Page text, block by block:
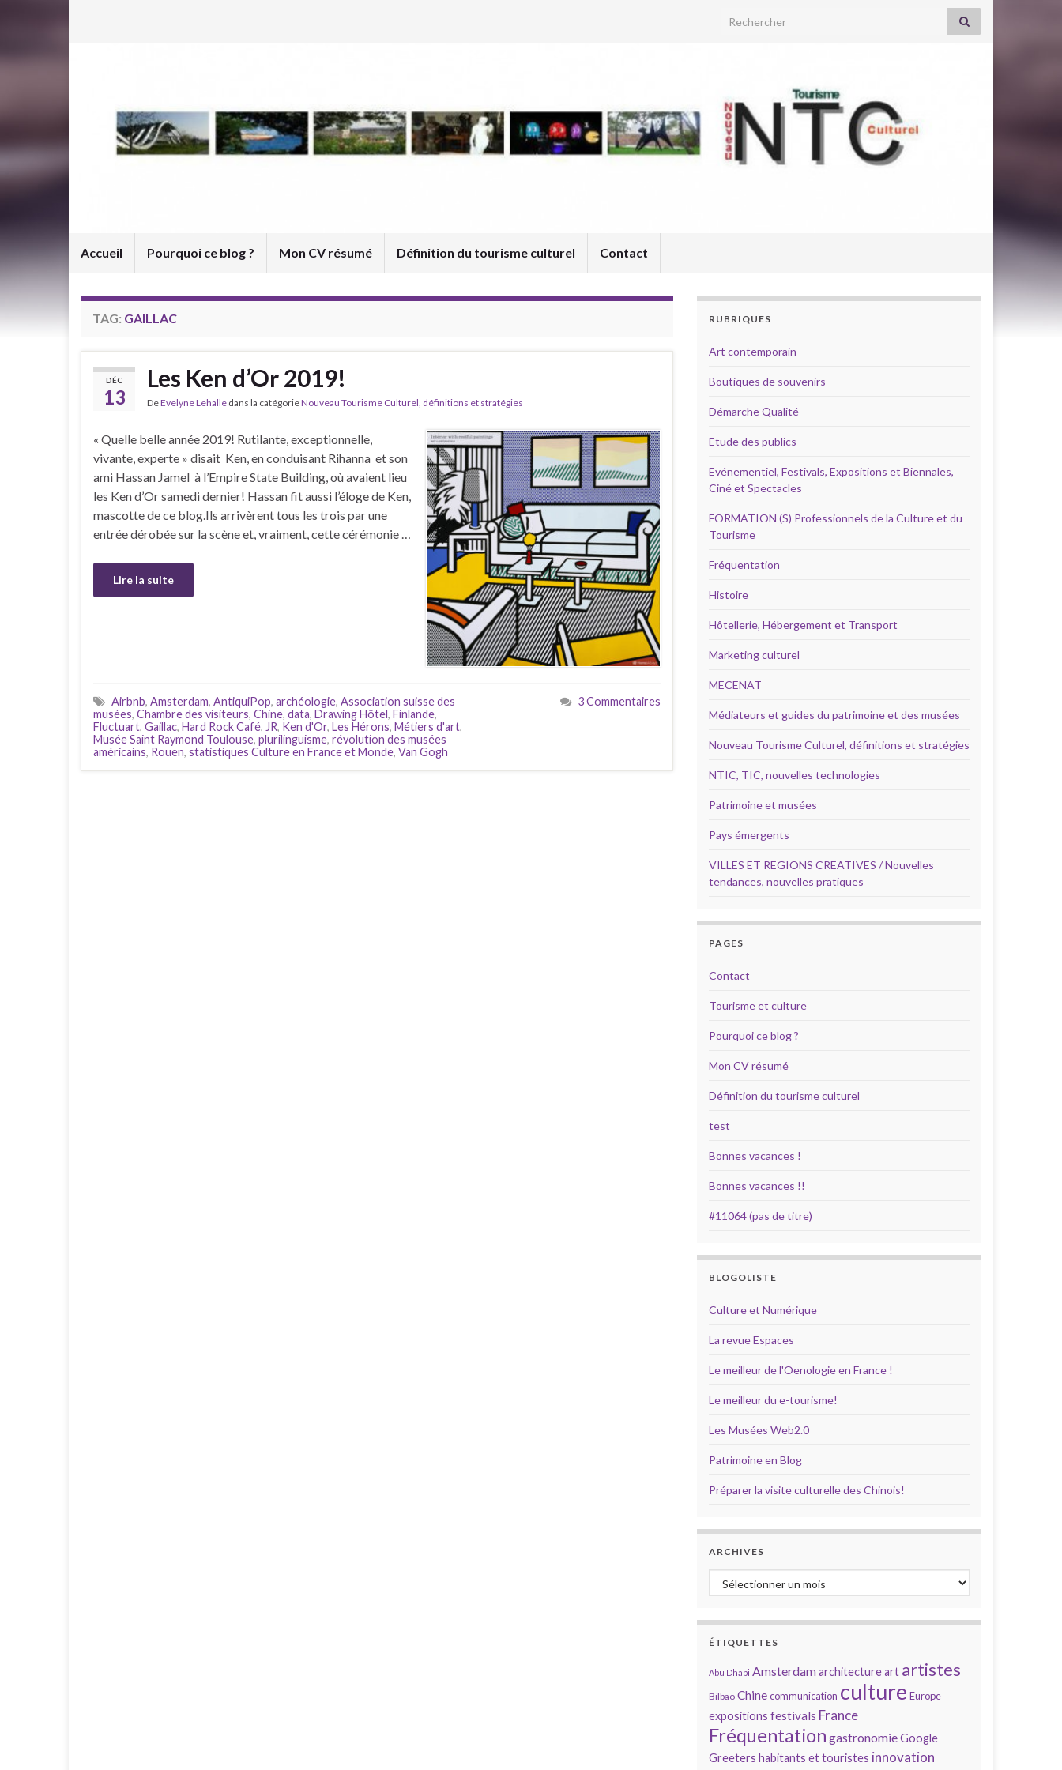
Search for:
Accueil Pourquoi ce blog ? Mon CV résumé Définition du tourisme culturel Contact
TAG: GAILLAC
DÉC
13
Les Ken d’Or 2019!
DeEvelyne Lehalle dans la catégorieNouveau Tourisme Culturel, définitions et stratégies
« Quelle belle année 2019! Rutilante, exceptionnelle,
vivante, experte » disait Ken, en conduisant Rihanna et son
ami Hassan Jamel à l’Empire State Building, où avaient lieu
les Ken d’Or samedi dernier! Hassan fit aussi l’éloge de Ken,
mascotte de ce blog.Ils arrivèrent tous les trois par une
entrée dérobée sur la scène et, vraiment, cette cérémonie …
Lire la suite
Airbnb, Amsterdam, AntiquiPop, archéologie, Association suisse des
musées, Chambre des visiteurs, Chine, data, Drawing Hôtel, Finlande,
Fluctuart, Gaillac, Hard Rock Café, JR, Ken d'Or, Les Hérons, Métiers d'art,
Musée Saint Raymond Toulouse, plurilinguisme, révolution des musées
américains, Rouen, statistiques Culture en France et Monde, Van Gogh
3 Commentaires
RUBRIQUES
Art contemporain
Boutiques de souvenirs
Démarche Qualité
Etude des publics
Evénementiel, Festivals, Expositions et Biennales,
Ciné et Spectacles
FORMATION (S) Professionnels de la Culture et du
Tourisme
Fréquentation
Histoire
Hôtellerie, Hébergement et Transport
Marketing culturel
MECENAT
Médiateurs et guides du patrimoine et des musées
Nouveau Tourisme Culturel, définitions et stratégies
NTIC, TIC, nouvelles technologies
Patrimoine et musées
Pays émergents
VILLES ET REGIONS CREATIVES / Nouvelles
tendances, nouvelles pratiques
PAGES
Contact
Tourisme et culture
Pourquoi ce blog ?
Mon CV résumé
Définition du tourisme culturel
test
Bonnes vacances !
Bonnes vacances !!
#11064 (pas de titre)
BLOGOLISTE
Culture et Numérique
La revue Espaces
Le meilleur de l'Oenologie en France !
Le meilleur du e-tourisme!
Les Musées Web2.0
Patrimoine en Blog
Préparer la visite culturelle des Chinois!
ARCHIVES
Archives
ÉTIQUETTES
Abu Dhabi Amsterdamarchitectureart artistes
Bilbao Chinecommunication culture Europe
expositions festivals France
Fréquentation gastronomieGoogle
Greeters habitants et touristes innovation